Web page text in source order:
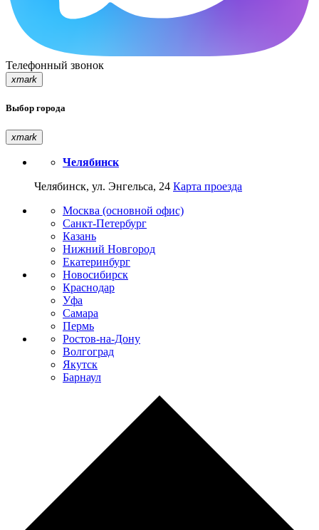
Телефонный звонок
xmark
Выбор города
xmark
Челябинск
Челябинск, ул. Энгельса, 24 Карта проезда
Москва (основной офис)
Санкт-Петербург
Казань
Нижний Новгород
Екатеринбург
Новосибирск
Краснодар
Уфа
Самара
Пермь
Ростов-на-Дону
Волгоград
Якутск
Барнаул